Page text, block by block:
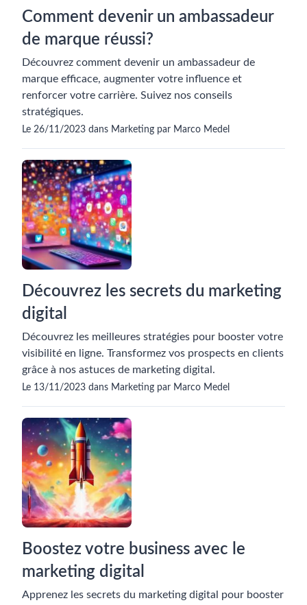
Comment devenir un ambassadeur
de marque réussi?
Découvrez comment devenir un ambassadeur de
marque efficace, augmenter votre influence et
renforcer votre carrière. Suivez nos conseils
stratégiques.
Le 26/11/2023 dans Marketing par Marco Medel
Découvrez les secrets du marketing
digital
Découvrez les meilleures stratégies pour booster votre
visibilité en ligne. Transformez vos prospects en clients
grâce à nos astuces de marketing digital.
Le 13/11/2023 dans Marketing par Marco Medel
Boostez votre business avec le
marketing digital
Apprenez les secrets du marketing digital pour booster